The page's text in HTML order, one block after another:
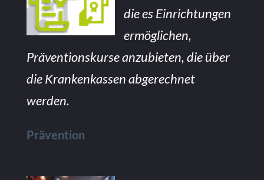
die es Einrichtungen
ermöglichen,
Präventionskurse anzubieten, die über
die Krankenkassen abgerechnet
werden.
Prävention